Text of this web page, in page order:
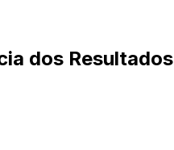
dos Resultados